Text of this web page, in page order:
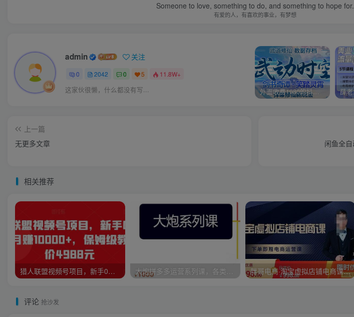
Someone to love, something to do, and something to hope for.
有爱的人，有喜欢的事业，有梦想
admin 关注
0 2042 0 5 11.8W+
这家伙很懒，什么都没有写... 外面收费1980的抖音武动时空直播项目，无需真人出镜，实时互动直播【软件+详细教程】
上一篇
无更多文章
闲鱼全
相关推荐
猎人联盟视频号项目，新手0基础轻松月赚10000+，保姆级教程原价4988元 大炮拼多多运营系列课，各类​玩法合集，拼多多运营玩法实操 胖哥电商·淘宝虚拟店铺电商课，解决小白做电商的困惑，新人一台手机也能做电商
评论 抢沙发